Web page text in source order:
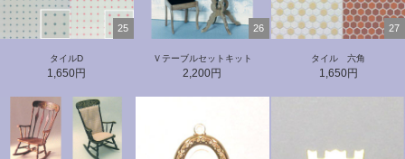
25
タイルD
1,650円
26
Ｖテーブルセットキット
2,200円
27
タイル 六角
1,650円